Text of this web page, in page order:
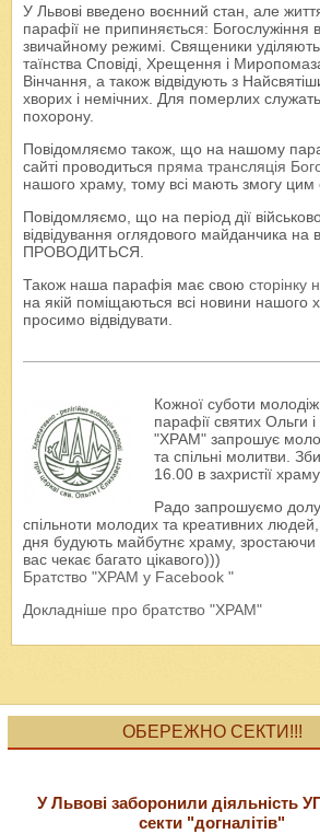
У Львові введено воєнний стан, але
парафії не припиняється: Богослужіння
звичайному режимі. Священики уділяють
таїнства Сповіді, Хрещення і
Вінчання, а також відвідують з
хворих і немічних. Для померлих
похорону.
Повідомляємо також, що на нашому
сайті проводиться пряма трансляція
нашого храму, тому всі мають змогу цим
Повідомляємо, що на період дії
відвідування оглядового майданчика на
ПРОВОДИТЬСЯ.
Також наша парафія має свою сторінку
на якій поміщаються всі новини нашого
просимо відвідувати.
Кожної суботи
парафії святих Ольги
"ХРАМ" запрошує
та спільні молитви.
16.00 в захристії храму
Радо запрошуємо
спільноти молодих та креативних людей,
дня будують майбутнє храму, зростаючи
вас чекає багато цікавого)))
Братство "ХРАМ у Facebook "
Докладніше про братство "ХРАМ"
ОБЕРЕЖНО СЕКТИ!!!
У Львові заборонили діяльність
секти "догналітів"